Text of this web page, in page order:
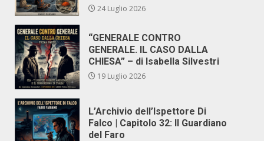
24 Luglio 2026
“GENERALE CONTRO
GENERALE. IL CASO DALLA
CHIESA” – di Isabella Silvestri
19 Luglio 2026
L’Archivio dell’Ispettore Di
Falco | Capitolo 32: Il Guardiano
del Faro